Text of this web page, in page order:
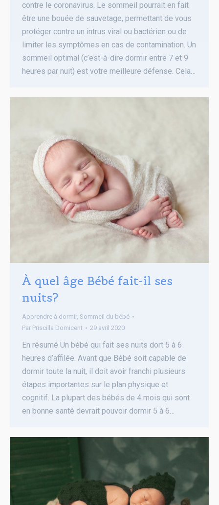
contre le coronavirus. Le sommeil pourrait en fait
être une bouée de sauvetage, permettant de vous
protéger contre un intrus viral ou bactérien ou de
limiter les symptômes en cas de contamination. Un
sommeil optimal (c’est-à-dire dormir entre 7 et 9
heures par nuit) est votre meilleure défense. Cela…
À quel âge Bébé fait-il ses
nuits?
Apprendre à dormir, Sommeil du bébé
Par Priscilla Domicent 29 avril 2020
En résumé Un bébé qui fait ses nuits dort 5 à 6
heures d’affilée. Avant que Bébé soit capable de
dormir toute la nuit, il doit avoir franchi plusieurs
étapes importantes sur le plan physique et
cognitif. La plupart des bébés de 4 mois qui sont
en bonne santé devrait pouvoir dormir 5 à 6…